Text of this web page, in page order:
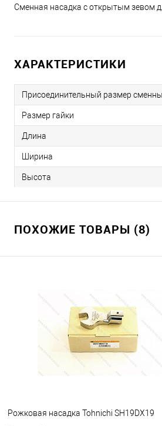
Сменная насадка с открытым зевом
ХАРАКТЕРИСТИКИ
Присоединительный размер
Размер гайки
Длина
Ширина
Высота
ПОХОЖИЕ ТОВАРЫ (8)
Рожковая насадка Tohnichi SH19DX19